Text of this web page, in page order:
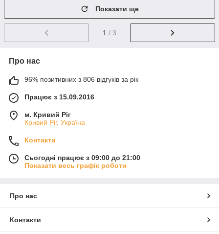
Показати ще
1 / 3
Про нас
96% позитивних з 806 відгуків за рік
Працює з 15.09.2016
м. Кривий Ріг
Кривий Ріг, Україна
Контакти
Сьогодні працює з 09:00 до 21:00
Показати весь графік роботи
Про нас
Контакти